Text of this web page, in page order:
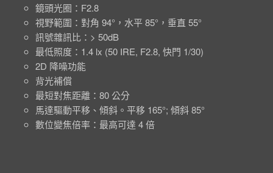
鏡頭光圈：F2.8
視野範圍：對角 94°，水平 85°，垂直 55°
訊號雜訊比：> 50dB
最低照度：1.4 lx (50 IRE, F2.8, 快門 1/30)
2D 降噪功能
背光補償
最短對焦距離：80 公分
馬達驅動平移、傾斜。平移 165°; 傾斜 85°
數位變焦倍率：最高可達 4 倍